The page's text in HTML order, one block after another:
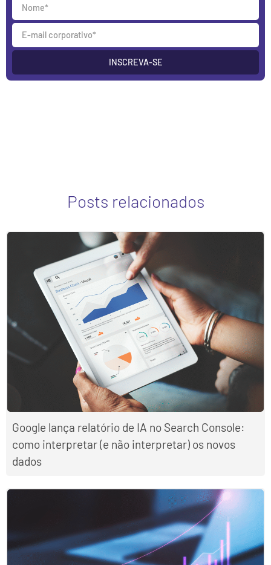
INSCREVA-SE
Posts relacionados
Google lança relatório de IA no Search Console:
como interpretar (e não interpretar) os novos
dados